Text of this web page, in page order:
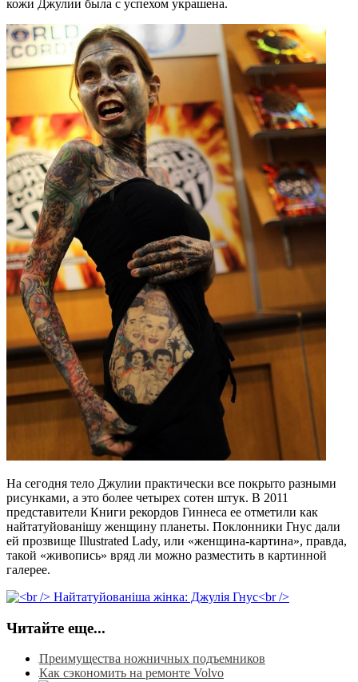
кожи Джулии была с успехом украшена.
На сегодня тело Джулии практически все покрыто разными
рисунками, а это более четырех сотен штук. В 2011
представители Книги рекордов Гиннеса ее отметили как
найтатуйованішу женщину планеты. Поклонники Гнус дали
ей прозвище Illustrated Lady, или «женщина-картина», правда,
такой «живопись» вряд ли можно разместить в картинной
галерее.
Читайте еще...
Преимущества ножничных подъемников
Как сэкономить на ремонте Volvo